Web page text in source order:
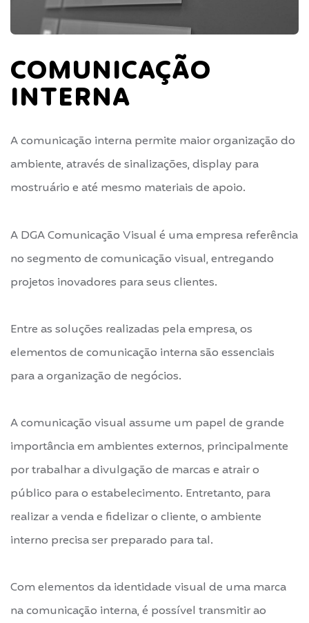
COMUNICAÇÃO
INTERNA
A comunicação interna permite maior organização do
ambiente, através de sinalizações, display para
mostruário e até mesmo materiais de apoio.
A DGA Comunicação Visual é uma empresa referência
no segmento de comunicação visual, entregando
projetos inovadores para seus clientes.
Entre as soluções realizadas pela empresa, os
elementos de comunicação interna são essenciais
para a organização de negócios.
A comunicação visual assume um papel de grande
importância em ambientes externos, principalmente
por trabalhar a divulgação de marcas e atrair o
público para o estabelecimento. Entretanto, para
realizar a venda e fidelizar o cliente, o ambiente
interno precisa ser preparado para tal.
Com elementos da identidade visual de uma marca
na comunicação interna, é possível transmitir ao